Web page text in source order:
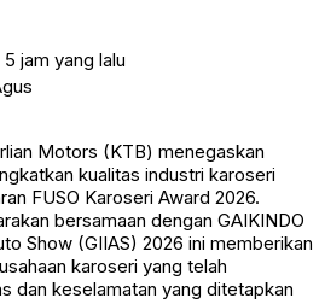
5 jam yang lalu
Motors (KTB) menegaskan
kualitas industri karoseri
FUSO Karoseri Award 2026.
bersamaan dengan GAIKINDO
Show (GIIAS) 2026 ini memberikan
karoseri yang telah
dan keselamatan yang ditetapkan